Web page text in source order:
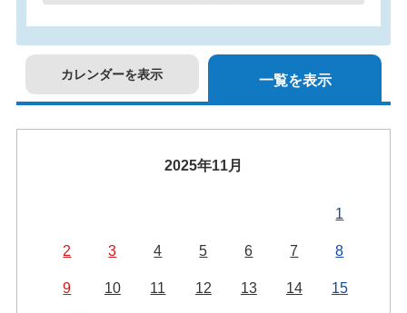
カレンダーを表示 一覧を表示
2025年11月
1
2 3 4 5 6 7 8
9 10 11 12 13 14 15